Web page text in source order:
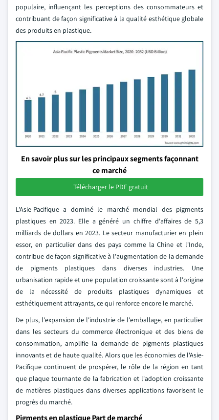
populaire, influençant les perceptions des consommateurs et
contribuant de façon significative à la qualité esthétique globale
des produits en plastique.
En savoir plus sur les principaux segments façonnant
ce marché
Télécharger le PDF gratuit
L'Asie-Pacifique a dominé le marché mondial des pigments
plastiques en 2023. Elle a généré un chiffre d'affaires de 5,3
milliards de dollars en 2023. Le secteur manufacturier en plein
essor, en particulier dans des pays comme la Chine et l'Inde,
contribue de façon significative à l'augmentation de la demande
de pigments plastiques dans diverses industries. Une
urbanisation rapide et une population croissante sont à l'origine
de la nécessité de produits plastiques dynamiques et
esthétiquement attrayants, ce qui renforce encore le marché.
De plus, l'expansion de l'industrie de l'emballage, en particulier
dans les secteurs du commerce électronique et des biens de
consommation, amplifie la demande de pigments plastiques
innovants et de haute qualité. Alors que les économies de l'Asie-
Pacifique continuent de prospérer, le rôle de la région en tant
que plaque tournante de la fabrication et l'adoption croissante
de matières plastiques dans diverses applications favorisent le
progrès du marché.
Pigments en plastique Part de marché